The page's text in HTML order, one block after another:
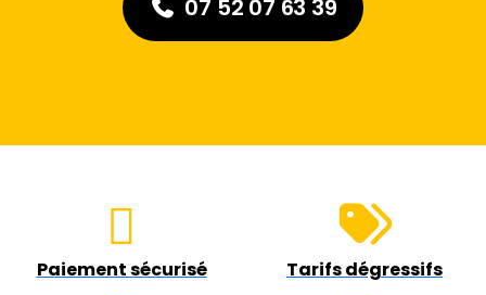
07 52 07 63 39
Paiement sécurisé Tarifs dégressifs